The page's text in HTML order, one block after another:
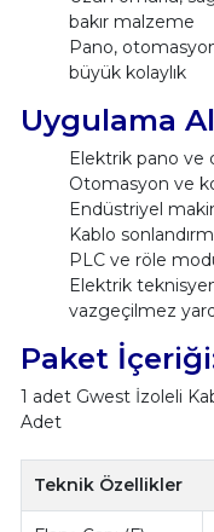
bakır malzeme
Pano,
büyük kolaylık
Uygulama
Elektrik pano ve
Otomasyon ve
Endüstriyel
Kablo
PLC ve röle
Elektrik
vazgeçilmez
Paket
1 adet Gwest İzoleli
Adet
Teknik Özellikler